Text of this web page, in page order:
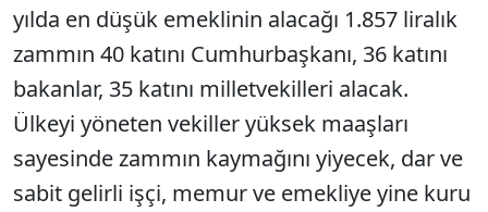
yılda en düşük emeklinin alacağı 1.857 liralık
zammın 40 katını Cumhurbaşkanı, 36 katını
bakanlar, 35 katını milletvekilleri alacak.
Ülkeyi yöneten vekiller yüksek maaşları
sayesinde zammın kaymağını yiyecek, dar ve
sabit gelirli işçi, memur ve emekliye yine kuru